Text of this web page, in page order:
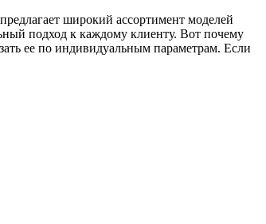
широкий ассортимент моделей
подход к каждому клиенту. Вот почему
ее по индивидуальным параметрам. Если